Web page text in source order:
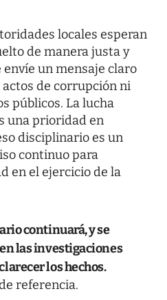
locales esperan
de manera justa y
un mensaje claro
de corrupción ni
públicos. La lucha
una prioridad en
disciplinario es un
continuo para
en el ejercicio de la
continuará, y se
las investigaciones
los hechos.
referencia.